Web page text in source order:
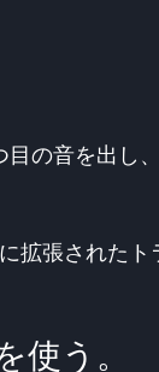
の音を出し
拡張されたト
う。